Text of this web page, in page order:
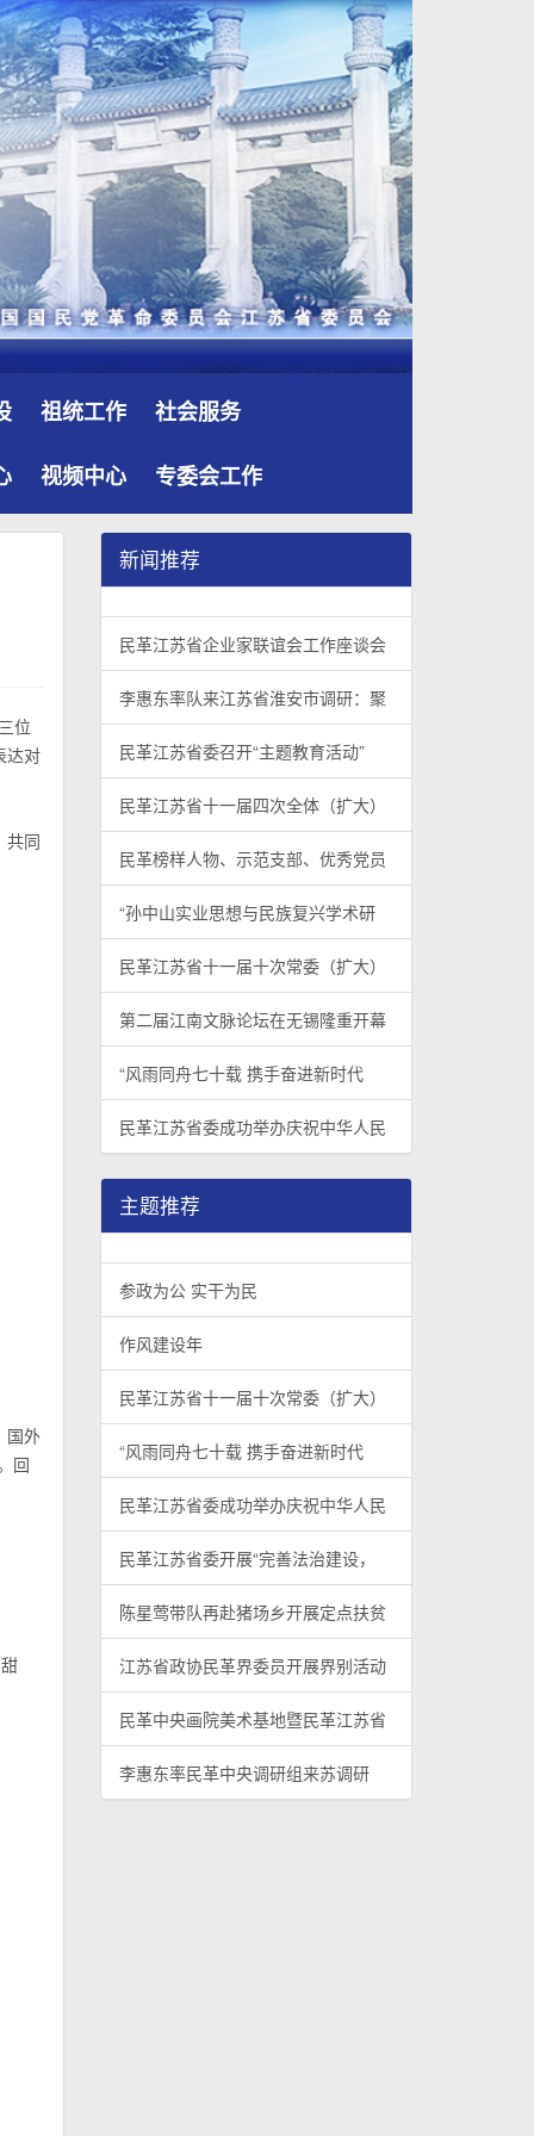
祖统工作 社会服务
视频中心 专委会工作
位
达对
共同
国外
回
新闻推荐
民革江苏省企业家联谊会工作座谈会在宁召开
1/3 李惠东率队来江苏省淮安市调研：聚焦民革党
2/3 民革江苏省委召开“主题教育活动” 领导班子民
3/3
民革江苏省企业家联谊会工作座谈会
李惠东率队来江苏省淮安市调研：聚
民革江苏省委召开“主题教育活动”
民革江苏省十一届四次全体（扩大）
民革榜样人物、示范支部、优秀党员
“孙中山实业思想与民族复兴学术研
民革江苏省十一届十次常委（扩大）
第二届江南文脉论坛在无锡隆重开幕
“风雨同舟七十载 携手奋进新时代
民革江苏省委成功举办庆祝中华人民
主题推荐
参政为公 实干为民
作风建设年
民革江苏省十一届十次常委（扩大）
“风雨同舟七十载 携手奋进新时代
民革江苏省委成功举办庆祝中华人民
民革江苏省委开展“完善法治建设，
陈星莺带队再赴猪场乡开展定点扶贫
江苏省政协民革界委员开展界别活动
民革中央画院美术基地暨民革江苏省
李惠东率民革中央调研组来苏调研